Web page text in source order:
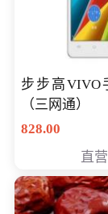
步步高VIVO
（三网通）
828.00
直营